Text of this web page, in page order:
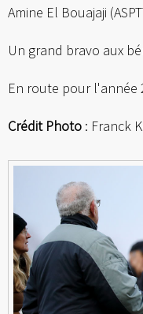
Amine El Bouajaji
Un grand bravo aux
En route pour l'année
Crédit Photo : Franck